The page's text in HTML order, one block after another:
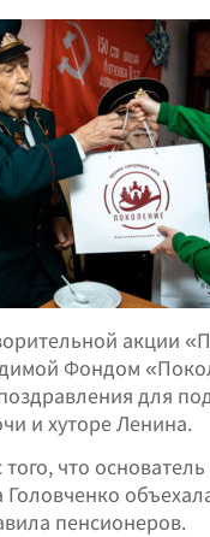
акции
Фондом
для
и хуторе Ленина.
что
пенсионеров.